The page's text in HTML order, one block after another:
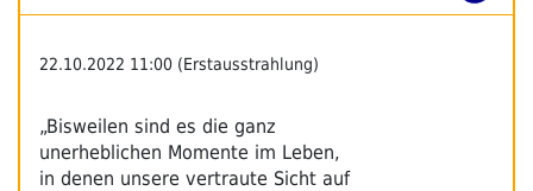
22.10.2022 11:00 (Erstausstrahlung)
„Bisweilen sind es die ganz
unerheblichen Momente im Leben,
in denen unsere vertraute Sicht auf